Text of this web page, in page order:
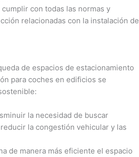
cumplir con todas las normas y
relacionadas con la instalación de
de espacios de estacionamiento
para coches en edificios se
la necesidad de buscar
la congestión vehicular y las
de manera más eficiente el espacio